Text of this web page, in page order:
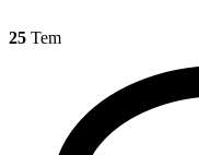
25 Tem